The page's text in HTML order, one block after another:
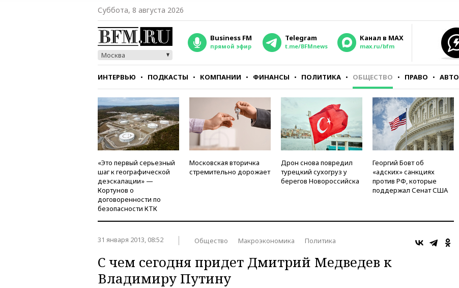
Суббота, 8 августа 2026
Москва
Business FM
прямой эфир
Telegram
t.me/BFMnews
Канал в MAX
max.ru/bfm
ИНТЕРВЬЮ ПОДКАСТЫ КОМПАНИИ ФИНАНСЫ ПОЛИТИКА ОБЩЕСТВО ПРАВО АВТО
СТИЛЬ ТЕСТЫ
«Это первый серьезный
шаг к географической
деэскалации» —
Кортунов о
договоренности по
безопасности КТК
Московская вторичка
стремительно дорожает
Дрон снова повредил
турецкий сухогруз у
берегов Новороссийска
Георгий Бовт об
«адских» санкциях
против РФ, которые
поддержал Сенат США
31 января 2013, 08:52 Общество Макроэкономика Политика
С чем сегодня придет Дмитрий Медведев к
Владимиру Путину